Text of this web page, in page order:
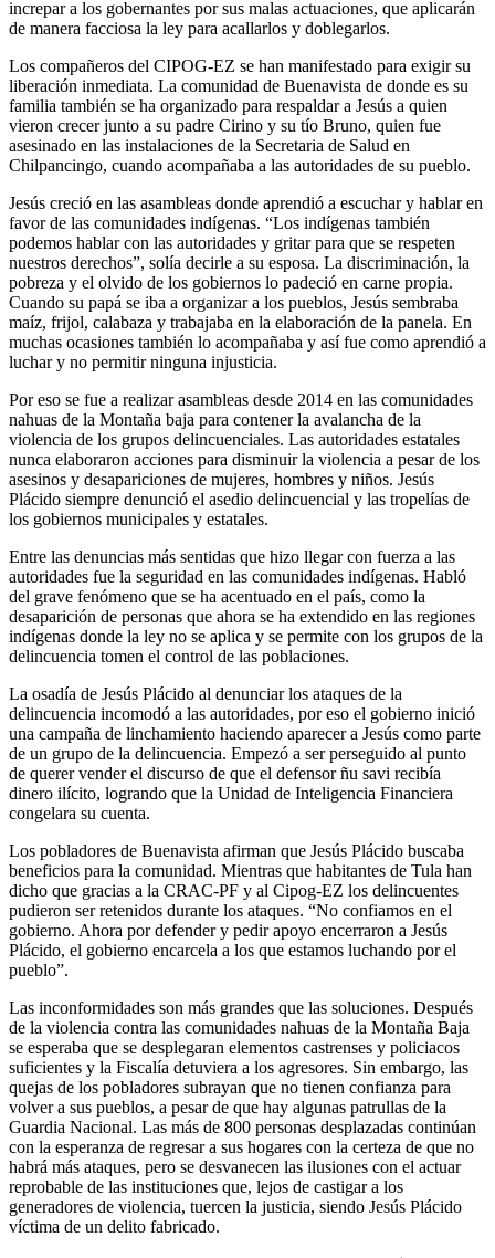
increpar a los gobernantes por sus malas actuaciones, que aplicarán
de manera facciosa la ley para acallarlos y doblegarlos.
Los compañeros del CIPOG-EZ se han manifestado para exigir su
liberación inmediata. La comunidad de Buenavista de donde es su
familia también se ha organizado para respaldar a Jesús a quien
vieron crecer junto a su padre Cirino y su tío Bruno, quien fue
asesinado en las instalaciones de la Secretaria de Salud en
Chilpancingo, cuando acompañaba a las autoridades de su pueblo.
Jesús creció en las asambleas donde aprendió a escuchar y hablar en
favor de las comunidades indígenas. “Los indígenas también
podemos hablar con las autoridades y gritar para que se respeten
nuestros derechos”, solía decirle a su esposa. La discriminación, la
pobreza y el olvido de los gobiernos lo padeció en carne propia.
Cuando su papá se iba a organizar a los pueblos, Jesús sembraba
maíz, frijol, calabaza y trabajaba en la elaboración de la panela. En
muchas ocasiones también lo acompañaba y así fue como aprendió a
luchar y no permitir ninguna injusticia.
Por eso se fue a realizar asambleas desde 2014 en las comunidades
nahuas de la Montaña baja para contener la avalancha de la
violencia de los grupos delincuenciales. Las autoridades estatales
nunca elaboraron acciones para disminuir la violencia a pesar de los
asesinos y desapariciones de mujeres, hombres y niños. Jesús
Plácido siempre denunció el asedio delincuencial y las tropelías de
los gobiernos municipales y estatales.
Entre las denuncias más sentidas que hizo llegar con fuerza a las
autoridades fue la seguridad en las comunidades indígenas. Habló
del grave fenómeno que se ha acentuado en el país, como la
desaparición de personas que ahora se ha extendido en las regiones
indígenas donde la ley no se aplica y se permite con los grupos de la
delincuencia tomen el control de las poblaciones.
La osadía de Jesús Plácido al denunciar los ataques de la
delincuencia incomodó a las autoridades, por eso el gobierno inició
una campaña de linchamiento haciendo aparecer a Jesús como parte
de un grupo de la delincuencia. Empezó a ser perseguido al punto
de querer vender el discurso de que el defensor ñu savi recibía
dinero ilícito, logrando que la Unidad de Inteligencia Financiera
congelara su cuenta.
Los pobladores de Buenavista afirman que Jesús Plácido buscaba
beneficios para la comunidad. Mientras que habitantes de Tula han
dicho que gracias a la CRAC-PF y al Cipog-EZ los delincuentes
pudieron ser retenidos durante los ataques. “No confiamos en el
gobierno. Ahora por defender y pedir apoyo encerraron a Jesús
Plácido, el gobierno encarcela a los que estamos luchando por el
pueblo”.
Las inconformidades son más grandes que las soluciones. Después
de la violencia contra las comunidades nahuas de la Montaña Baja
se esperaba que se desplegaran elementos castrenses y policiacos
suficientes y la Fiscalía detuviera a los agresores. Sin embargo, las
quejas de los pobladores subrayan que no tienen confianza para
volver a sus pueblos, a pesar de que hay algunas patrullas de la
Guardia Nacional. Las más de 800 personas desplazadas continúan
con la esperanza de regresar a sus hogares con la certeza de que no
habrá más ataques, pero se desvanecen las ilusiones con el actuar
reprobable de las instituciones que, lejos de castigar a los
generadores de violencia, tuercen la justicia, siendo Jesús Plácido
víctima de un delito fabricado.